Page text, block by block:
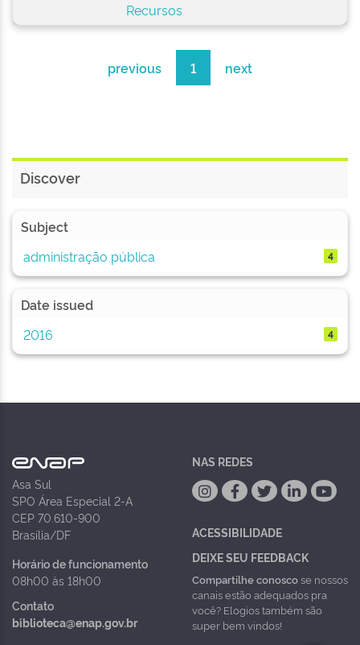
Recursos
previous 1 next
Discover
Subject
administração pública
4
Date issued
2016
4
Asa Sul
SPO Área Especial 2-A
CEP 70.610-900
Brasília/DF
Horário de funcionamento
08h00 às 18h00
Contato
biblioteca@enap.gov.br
NAS REDES
ACESSIBILIDADE
DEIXE SEU FEEDBACK
Compartilhe conoscose nossos
canais estão adequados pra
você? Elogios também são
super bem vindos!